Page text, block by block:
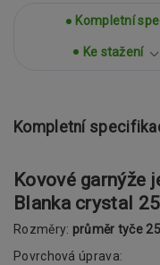
Kompletní
Ke stažení
Kompletní
Kovové garnýže
Blanka crystal
Rozměry: průměr tyče
Povrchová úprava: